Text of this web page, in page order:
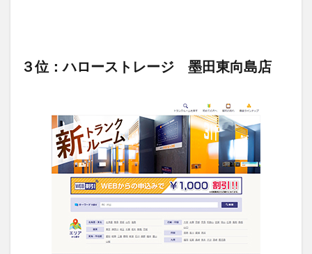
３位：ハローストレージ 墨田東向島店